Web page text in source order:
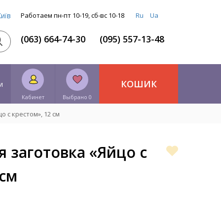
Работаем пн-пт 10-19, сб-вс 10-18 Ru Ua
(063) 664-74-30 (095) 557-13-48
Кабинет Выбрано 0
КОШИК
с крестом», 12 см
заготовка «Яйцо с